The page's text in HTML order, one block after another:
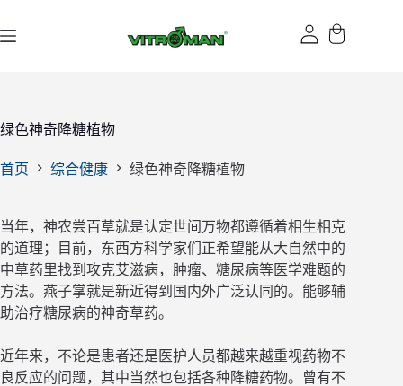
过
绿色神奇降糖植物
首页 综合健康 绿色神奇降糖植物
当年，神农尝百草就是认定世间万物都遵循着相生相克
的道理；目前，东西方科学家们正希望能从大自然中的
中草药里找到攻克艾滋病，肿瘤、糖尿病等医学难题的
方法。燕子掌就是新近得到国内外广泛认同的。能够辅
助治疗糖尿病的神奇草药。
近年来，不论是患者还是医护人员都越来越重视药物不
良反应的问题，其中当然也包括各种降糖药物。曾有不